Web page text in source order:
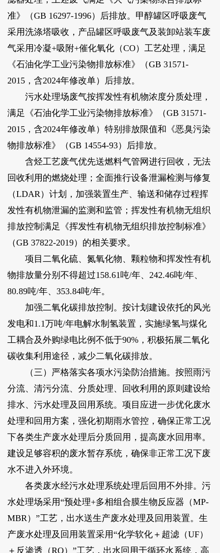
准》（GB 16297-1996）后排放。甲醇罐区呼吸废气
采用洗涤塔吸收，产品罐区呼吸废气及装卸站装车废
气采用冷凝+吸附+催化氧化（CO）工艺处理，满足
《石油化学工业污染物排放标准》（GB 31571-
2015，含2024年修改单）后排放。
污水处理场废气按挥发性有机物浓度分质处理，
满足《石油化学工业污染物排放标准》（GB 31571-
2015，含2024年修改单）特别排放限值和《恶臭污染
物排放标准》（GB 14554-93）后排放。
含烃工艺废气优先送燃料气管网进行回收，无法
回收利用的燃烧处理；全面推行设备泄漏检测与修复
（LDAR）计划，加强装置生产、输送和储存过程挥
发性有机物泄漏的监测和监管；挥发性有机物无组织
排放控制满足《挥发性有机物无组织排放控制标准》
（GB 37822-2019）的相关要求。
项目二氧化硫、氮氧化物、颗粒物和挥发性有机
物排放量分别不得超过158.61吨/年、242.46吨/年、
80.89吨/年、353.84吨/年。
加强二氧化碳排放控制。按计划建设依托的风光
发电和1.1万吨/年电解水制氢装置，实施绿氢与煤化
工耦合及外购绿电比例不低于90%，积极拓展二氧化
碳收集利用途径，减少二氧化碳排放。
（三）严格落实各项水污染防治措施。按照雨污
分流、清污分流、分质处理、回收利用的原则建设给
排水、污水处理及回用系统。项目应进一步优化废水
处理和回用方案，强化初期雨水管控，确保正常工况
下各类生产废水处理后分质回用，提高废水回用率。
建设足够容积的废水暂存系统，确保非正常工况下废
水不进入外环境。
各类废水经污水处理系统处理后回用不外排。污
水处理场采用“预处理+多相组合膜生物反应器（MP-
MBR）”工艺，出水送生产废水处理及回用装置。生
产废水处理及回用装置采用“化学软化＋超滤（UF）
＋反渗透（RO）”工艺，出水回用于循环水系统，高